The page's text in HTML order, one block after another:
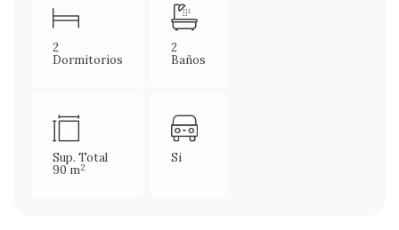
2
Dormitorios
2
Baños
Sup. Total
90 m2
Si